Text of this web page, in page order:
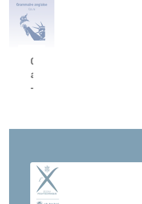
Grammaire
anglaise
-